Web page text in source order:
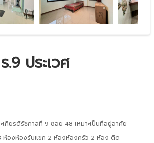
ประเวศ
กียรติรัชกาลที่ 9 ซอย 48 เหมาะเป็นที่อยู่อาศัย
ห้องห้องรับแขก 2 ห้องห้องครัว 2 ห้อง ติด